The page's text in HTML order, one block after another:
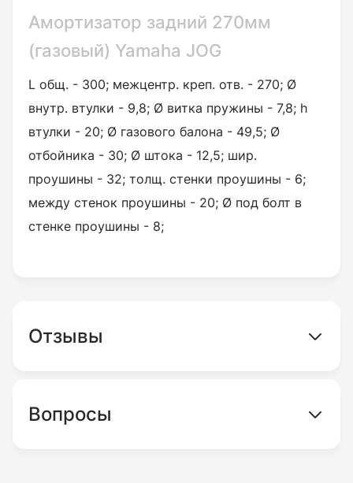
Амортизатор задний 270мм
(газовый) Yamaha JOG
L общ. - 300; межцентр. креп. отв. - 270; Ø
внутр. втулки - 9,8; Ø витка пружины - 7,8; h
втулки - 20; Ø газового балона - 49,5; Ø
отбойника - 30; Ø штока - 12,5; шир.
проушины - 32; толщ. стенки проушины - 6;
между стенок проушины - 20; Ø под болт в
стенке проушины - 8;
Отзывы
Вопросы